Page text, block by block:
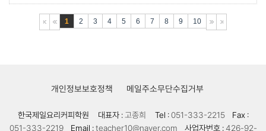
1 2 3 4 5 6 7 8 9 10
개인정보보호정책 메일주소무단수집거부
한국제일요리커피학원 대표자 :고종희 Tel : 051-333-2215
Fax :
051-333-2219
Email : teacher10@naver.com 사업자번호 :426-92-